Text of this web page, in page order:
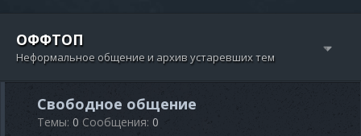
ОФФТОП
Неформальное общение и архив устаревших тем
Свободное общение
Темы 0 Сообщения 0